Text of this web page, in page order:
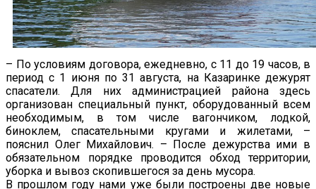
– По условиям договора, ежедневно, с 11 до 19 часов, в
период с 1 июня по 31 августа, на Казаринке дежурят
спасатели. Для них администрацией района здесь
организован специальный пункт, оборудованный всем
необходимым, в том числе вагончиком, лодкой,
биноклем, спасательными кругами и жилетами, –
пояснил Олег Михайлович. – После дежурства ими в
обязательном порядке проводится обход территории,
уборка и вывоз скопившегося за день мусора.
В прошлом году нами уже были построены две новые